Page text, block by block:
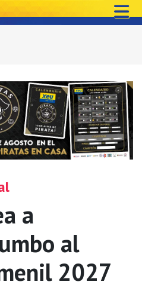
a
al
2027